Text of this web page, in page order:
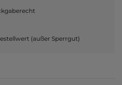
(außer Sperrgut)